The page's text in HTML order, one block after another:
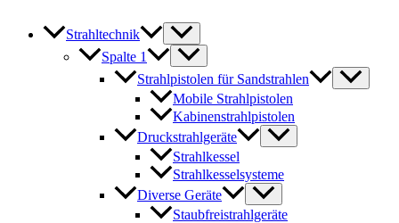
Strahltechnik
Spalte 1
Strahlpistolen für Sandstrahlen
Mobile Strahlpistolen
Kabinenstrahlpistolen
Druckstrahlgeräte
Strahlkessel
Strahlkesselsysteme
Diverse Geräte
Staubfreistrahlgeräte